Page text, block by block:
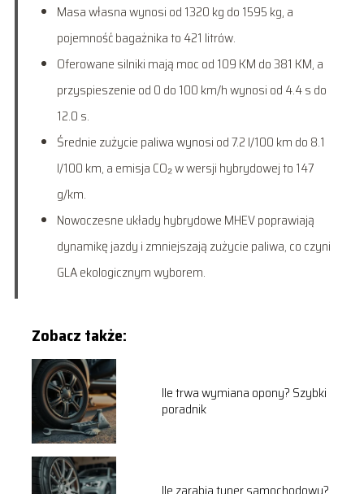
Masa własna wynosi od 1320 kg do 1595 kg, a
pojemność bagażnika to 421 litrów.
Oferowane silniki mają moc od 109 KM do 381 KM, a
przyspieszenie od 0 do 100 km/h wynosi od 4.4 s do
12.0 s.
Średnie zużycie paliwa wynosi od 7.2 l/100 km do 8.1
l/100 km, a emisja CO₂ w wersji hybrydowej to 147
g/km.
Nowoczesne układy hybrydowe MHEV poprawiają
dynamikę jazdy i zmniejszają zużycie paliwa, co czyni
GLA ekologicznym wyborem.
Zobacz także:
Ile trwa wymiana opony? Szybki
poradnik